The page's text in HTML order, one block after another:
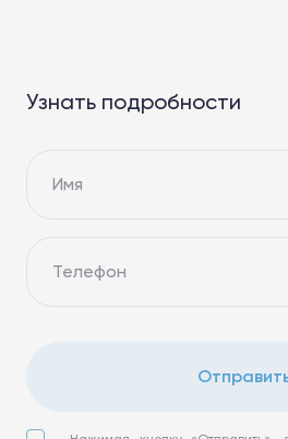
Узнать подробности
Имя
Телефон